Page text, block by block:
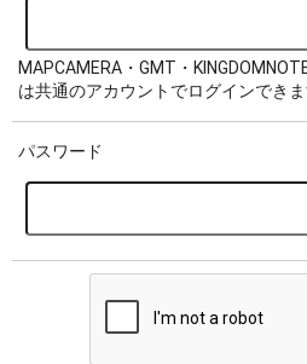
MAPCAMERA・GMT・
は共通のアカウントでログインできま
パスワード